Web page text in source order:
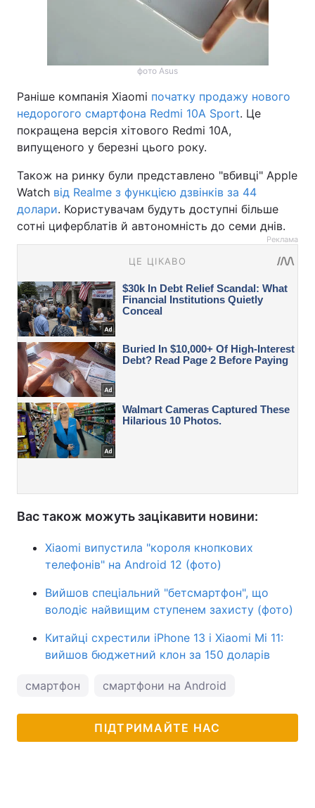
фото Asus
Раніше компанія Xiaomi початку продажу нового
недорогого смартфона Redmi 10A Sport. Це
покращена версія хітового Redmi 10A,
випущеного у березні цього року.
Також на ринку були представлено "вбивці" Apple
Watch від Realme з функцією дзвінків за 44
долари. Користувачам будуть доступні більше
сотні циферблатів й автономність до семи днів.
Реклама
Вас також можуть зацікавити новини:
Xiaomi випустила "короля кнопкових
телефонів" на Android 12 (фото)
Вийшов спеціальний "бетсмартфон", що
володіє найвищим ступенем захисту (фото)
Китайці схрестили iPhone 13 і Xiaomi Mi 11:
вийшов бюджетний клон за 150 доларів
смартфон смартфони на Android
ПІДТРИМАЙТЕ НАС